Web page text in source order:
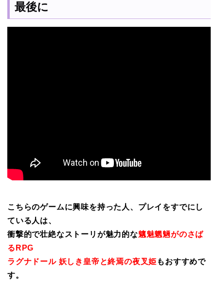
最後に
こちらのゲームに興味を持った人、プレイをすでにし
ている人は、
衝撃的で壮絶なストーリが魅力的な魑魅魍魎がのさば
るRPG
ラグナドール 妖しき皇帝と終焉の夜叉姫 もおすすめで
す。